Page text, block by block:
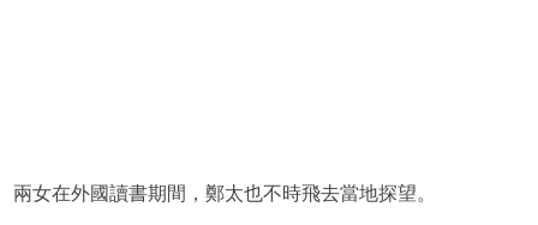
兩女在外國讀書期間，鄭太也不時飛去當地探望。